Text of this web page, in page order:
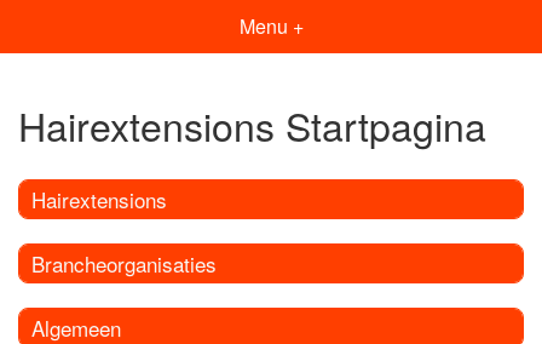
Menu +
Hairextensions Startpagina
Hairextensions
Brancheorganisaties
Algemeen